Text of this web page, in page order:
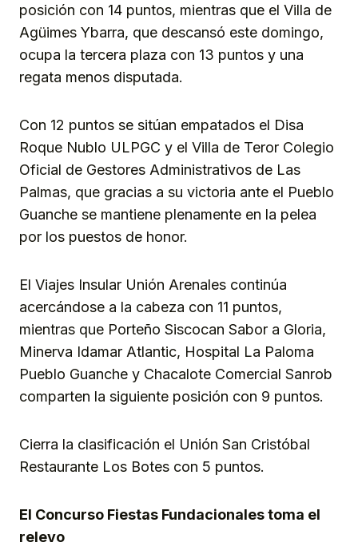
posición con 14 puntos, mientras que el Villa de
Agüimes Ybarra, que descansó este domingo,
ocupa la tercera plaza con 13 puntos y una
regata menos disputada.
Con 12 puntos se sitúan empatados el Disa
Roque Nublo ULPGC y el Villa de Teror Colegio
Oficial de Gestores Administrativos de Las
Palmas, que gracias a su victoria ante el Pueblo
Guanche se mantiene plenamente en la pelea
por los puestos de honor.
El Viajes Insular Unión Arenales continúa
acercándose a la cabeza con 11 puntos,
mientras que Porteño Siscocan Sabor a Gloria,
Minerva Idamar Atlantic, Hospital La Paloma
Pueblo Guanche y Chacalote Comercial Sanrob
comparten la siguiente posición con 9 puntos.
Cierra la clasificación el Unión San Cristóbal
Restaurante Los Botes con 5 puntos.
El Concurso Fiestas Fundacionales toma el
relevo